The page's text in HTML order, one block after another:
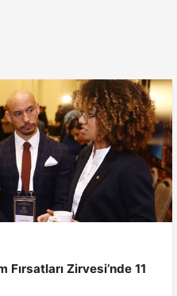
Fırsatları Zirvesi’nde 11